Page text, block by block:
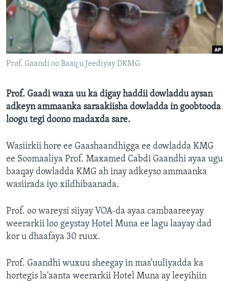
FAAQIDAADDA TODDOBAADKA
DHEXTAALKA TODDOBAADKA
Prof. Gaandi oo Baaq u Jeediyay DKMG
Prof. Gaadi waxa uu ka digay haddii dowladdu aysan
adkeyn ammaanka saraakiisha dowladda in goobtooda
loogu tegi doono madaxda sare.
Wasiirkii hore ee Gaashaandhigga ee dowladda KMG
ee Soomaaliya Prof. Maxamed Cabdi Gaandhi ayaa ugu
baaqay dowladda KMG ah inay adkeyso ammaanka
wasiirada iyo xildhibaanada.
Prof. oo wareysi siiyay VOA-da ayaa cambaareeyay
weerarkii loo geystay Hotel Muna ee lagu laayay dad
kor u dhaafaya 30 ruux.
Prof. Gaandhi wuxuu sheegay in mas'uuliyadda ka
hortegis la'aanta weerarkii Hotel Muna ay leeyihiin